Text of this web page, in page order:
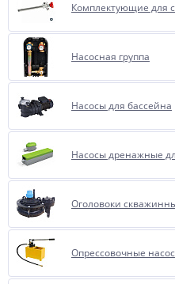
Комплектующие для
Насосная группа
Насосы для бассейна
Насосы дренажные
Оголовоки
Опрессовочные